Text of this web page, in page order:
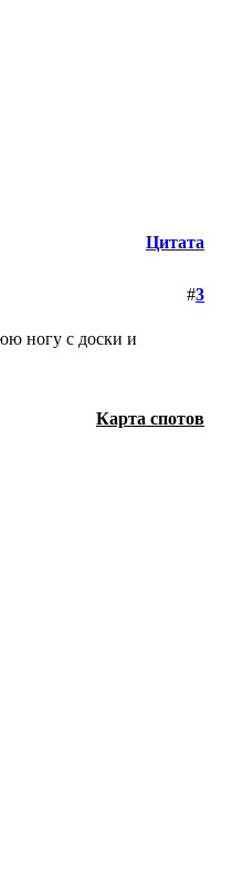
Цитата
#3
ногу с доски и
Карта спотов